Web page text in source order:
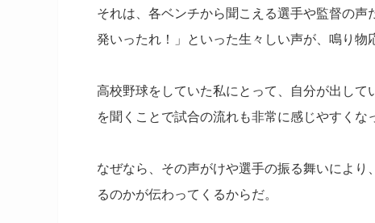
それは、各ベンチから聞こえる選手や監督の
発いったれ！」といった生々しい声が、鳴り物
高校野球をしていた私にとって、自分が出し
を聞くことで試合の流れも非常に感じやすくな
なぜなら、その声がけや選手の振る舞いによ
るのかが伝わってくるからだ。